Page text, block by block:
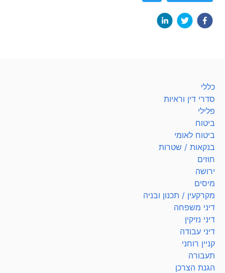
כללי
סדרי דין וראיות
פלילי
ביטוח
ביטוח לאומי
בנקאות / שטרות
חוזים
ירושה
מיסים
מקרקעין / תכנון ובניה
דיני משפחה
דיני נזיקין
דיני עבודה
קניין רוחני
תעבורה
הגנת הצרכן